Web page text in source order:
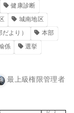
健康診断
城南地区
より）
本部
係 選挙
最上級権限管理者